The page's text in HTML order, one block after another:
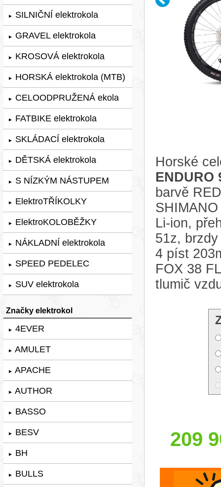
► SILNIČNÍ elektrokola
► GRAVEL elektrokola
► KROSOVÁ elektrokola
► HORSKÁ elektrokola (MTB)
► CELOODPRUŽENÁ ekola
► FATBIKE elektrokola
► SKLÁDACÍ elektrokola
► DĚTSKÁ elektrokola
► S NÍZKÝM NÁSTUPEM
► ElektroTŘÍKOLKY
► ElektroKOLOBĚŽKY
► NÁKLADNÍ elektrokola
► SPEED PEDELEC
► SUV elektrokola
Značky elektrokol
► 4EVER
► AMULET
► APACHE
► AUTHOR
► BASSO
► BESV
► BH
► BULLS
Horské
ENDURO
barvě
Li-ion,
51z,
4 píst
FOX 38
tlumič
209